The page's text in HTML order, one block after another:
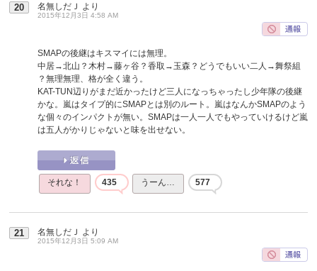
20 名無しだＪ より
2015年12月3日 4:58 AM
SMAPの後継はキスマイには無理。
中居→北山？木村→藤ヶ谷？香取→玉森？どうでもいい二人→舞祭組
？無理無理、格が全く違う。
KAT-TUN辺りがまだ近かったけど三人になっちゃったし少年隊の後継
かな。嵐はタイプ的にSMAPとは別のルート。嵐はなんかSMAPのよう
な個々のインパクトが無い。SMAPは一人一人でもやっていけるけど嵐
は五人がかりじゃないと味を出せない。
それな！ 435 うーん… 577
21 名無しだＪ より
2015年12月3日 5:09 AM